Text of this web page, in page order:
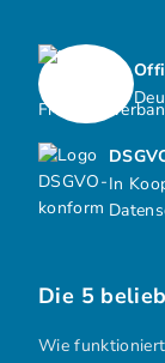
In
Die 5
Wie funktioniert